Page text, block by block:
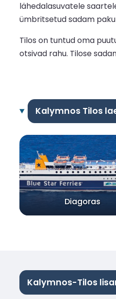
lähedalasuvatele
ümbritsetud sadam
Tilos on tuntud oma
otsivad rahu. Tilose
Kalymnos Tilos
Diagoras
Kalymnos-Tilos